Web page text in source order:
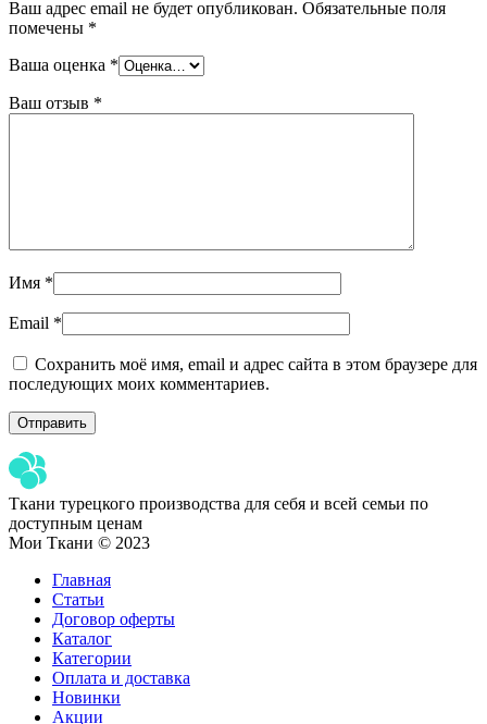
Ваш адрес email не будет опубликован. Обязательные поля
помечены *
Ваша оценка *
Ваш отзыв *
Имя *
Email *
Сохранить моё имя, email и адрес сайта в этом браузере для
последующих моих комментариев.
Ткани турецкого производства для себя и всей семьи по
доступным ценам
Мои Ткани © 2023
Главная
Статьи
Договор оферты
Каталог
Категории
Оплата и доставка
Новинки
Акции